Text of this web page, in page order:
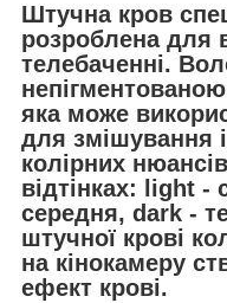
Штучна кров
розроблена для
телебаченні.
яка може
для змішування
колірних
відтінках:
light -
середня, dark -
штучної крові
на кінокамеру
ефект крові.